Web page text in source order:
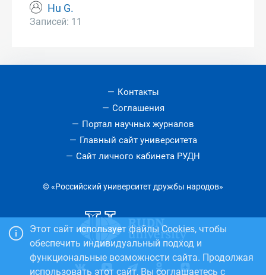
Hu G.
Записей: 11
Контакты
Соглашения
Портал научных журналов
Главный сайт университета
Сайт личного кабинета РУДН
© «Российский университет дружбы народов»
Этот сайт использует файлы Cookies, чтобы
обеспечить индивидуальный подход и
функциональные возможности сайта. Продолжая
использовать этот сайт, Вы соглашаетесь с